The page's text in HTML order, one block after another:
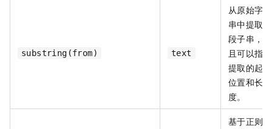
substring(from) text
从原始字符
串中提取一
段子串，并
且可以指定
提取的起始
位置和长
度。
基于正则表